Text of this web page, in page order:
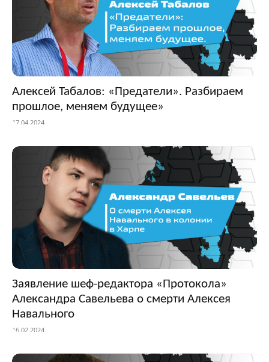
Алексей Табалов: «Предатели». Разбираем
прошлое, меняем будущее»
17.04.2024
Заявление шеф-редактора «Протокола»
Александра Савельева о смерти Алексея
Навального
16.02.2024